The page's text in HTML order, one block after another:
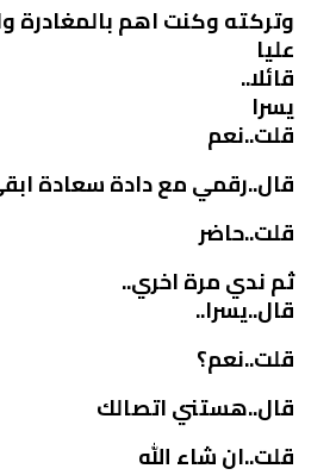
وتركته وكنت اهم بالمغادرة
عليا
قائلا..
يسرا
قلت..نعم
قال..رقمي مع دادة سعادة
قلت..حاضر
ثم ندي مرة اخري..
قال..يسرا..
قلت..نعم؟
قال..هستني اتصالك
قلت..ان شاء الله